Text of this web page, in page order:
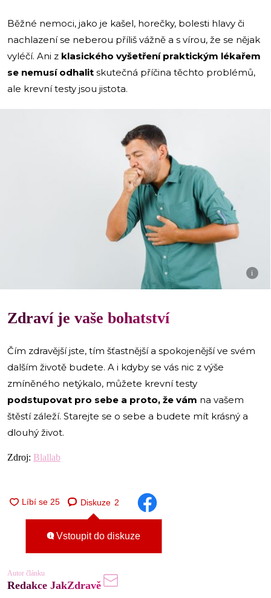
Běžné nemoci, jako je kašel, horečky, bolesti hlavy či
nachlazení se neberou příliš vážně a s vírou, že se nějak
vyléčí. Ani z klasického vyšetření praktickým lékařem
se nemusí odhalit skutečná příčina těchto problémů,
ale krevní testy jsou jistota.
i
Zdraví je vaše bohatství
Čím zdravější jste, tím šťastnější a spokojenější ve svém
dalším životě budete. A i kdyby se vás nic z výše
zmíněného netýkalo, můžete krevní testy
podstupovat pro sebe a proto, že vám na vašem
štěstí záleží. Starejte se o sebe a budete mít krásný a
dlouhý život.
Zdroj: Blallab
Diskuze 2
Vstoupit do diskuze
Autor článku
Redakce JakZdravě